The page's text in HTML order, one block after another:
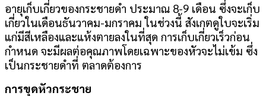
อายุเก็บเกี่ยวของกระชายดำ ประมาณ 8-9 เดือน ซึ่งจะเก็บ
เกี่ยวในเดือนธันวาคม-มกราคม ในช่วงนี้ สังเกตดูใบจะเริ่ม
แก่มีสีเหลืองและแห้งตายลงในที่สุด การเก็บเกี่ยวเร็วก่อน
กำหนด จะมีผลต่อคุณภาพโดยเฉพาะของหัวจะไม่เข้ม ซึ่ง
เป็นกระชายดำที่ ตลาดต้องการ
การขุดหัวกระชาย